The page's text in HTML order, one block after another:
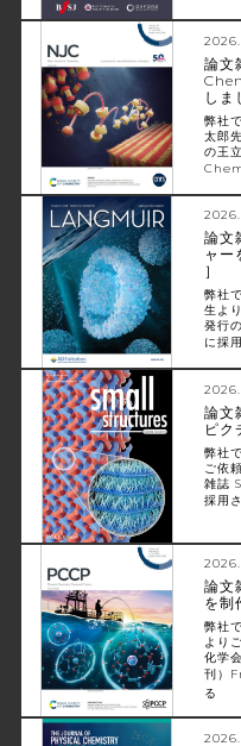
論文
しま
弊社
太郎
の王
論文
ャー
］
弊社
生よ
発行
に採
論文
ピク
弊社
ご依
雑誌
採用
論文
を制
弊社
より
化学
刊）
る